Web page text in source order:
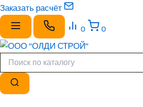
Заказать расчёт
0 0